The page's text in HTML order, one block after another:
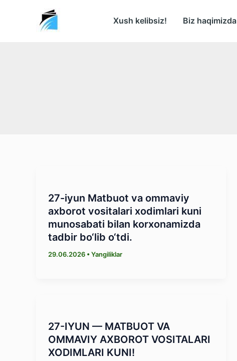
Xush kelibsiz! Biz haqimizda
27-iyun Matbuot va ommaviy
axborot vositalari xodimlari kuni
munosabati bilan korxonamizda
tadbir bo‘lib o‘tdi.
29.06.2026 •Yangiliklar
27-IYUN — MATBUOT VA
OMMAVIY AXBOROT VOSITALARI
XODIMLARI KUNI!